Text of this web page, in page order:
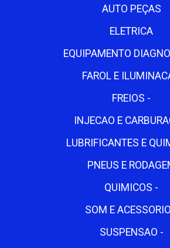
AUTO PEÇAS
ELETRICA
EQUIPAMENTO
FAROL E
FREIOS -
INJECAO E
LUBRIFICANTES E
PNEUS E
QUIMICOS -
SOM E
SUSPENSAO -